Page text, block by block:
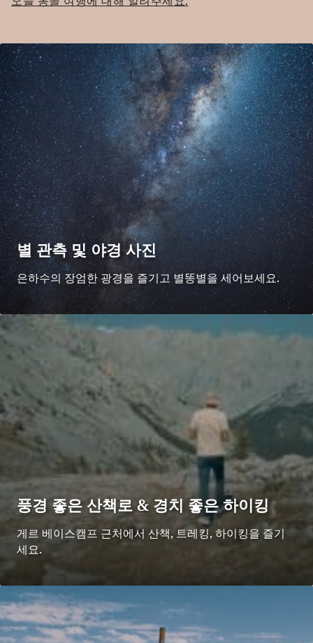
별 관측 및 야경 사진
은하수의 장엄한 광경을 즐기고 별똥별을 세어보세요.
풍경 좋은 산책로 & 경치 좋은 하이킹
게르 베이스캠프 근처에서 산책, 트레킹, 하이킹을 즐기
세요.